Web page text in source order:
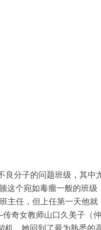
分子的问题班级，其中
这个宛如毒瘤一般的班级
主任，但上任第一天他就
奇女教师山口久美子（仲
机，她回到了最为熟悉的